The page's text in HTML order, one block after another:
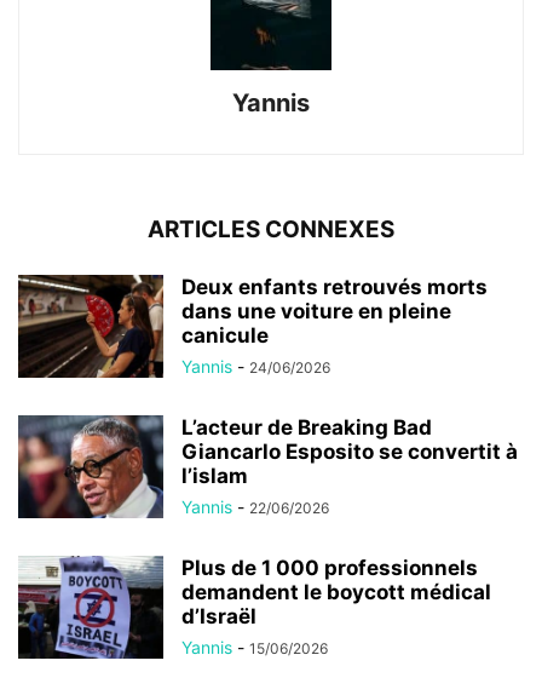
Yannis
ARTICLES CONNEXES
Deux enfants retrouvés morts
dans une voiture en pleine
canicule
Yannis - 24/06/2026
L’acteur de Breaking Bad
Giancarlo Esposito se convertit à
l’islam
Yannis - 22/06/2026
Plus de 1 000 professionnels
demandent le boycott médical
d’Israël
Yannis - 15/06/2026